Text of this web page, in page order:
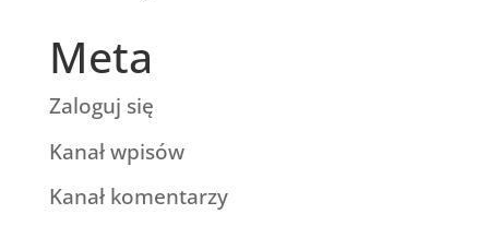
Meta
Zaloguj się
Kanał wpisów
Kanał komentarzy